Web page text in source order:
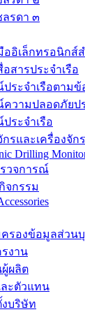
ลรดา ๓
ออิเล็กทรอนิกส์
อสารประจำเรือ
ระจำเรือตามข้
วามปลอดภัยปร
ระจำเรือ
กรและเครื่องจัก
Drilling
วจการณ์
จกรรม
รองข้อมูลส่วน
งาน
ผลิต
ะตัวแทน
บริษัท